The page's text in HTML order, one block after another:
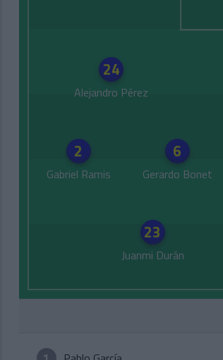
24
Alejandro Pérez
2
Gabriel Ramis
6
Gerardo Bonet
23
Juanmi Durán